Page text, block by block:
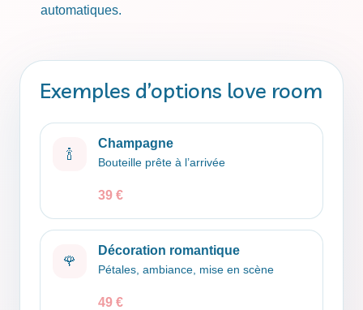
automatiques.
Exemples d’options love room
🍾
Champagne
Bouteille prête à l’arrivée
39 €
🌹
Décoration romantique
Pétales, ambiance, mise en scène
49 €